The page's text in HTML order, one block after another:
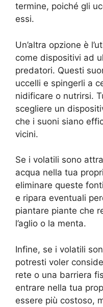
termine, poiché gli
essi.
Un’altra opzione è
come dispositivi ad
predatori. Questi
uccelli e spingerli a
nidificare o nutrirsi.
scegliere un
che i suoni siano
vicini.
Se i volatili sono
acqua nella tua
eliminare queste
e ripara eventuali
piantare piante che
l’aglio o la menta.
Infine, se i volatili
potresti voler
rete o una barriera
entrare nella tua
essere più costoso,